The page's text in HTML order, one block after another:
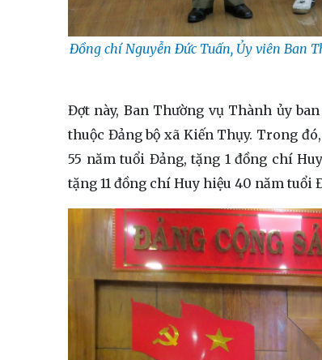
Đồng chí Nguyễn Đức Tuấn, Ủy viên Ban
Đợt này, Ban Thường vụ Thành ủy
thuộc Đảng bộ xã Kiến Thụy. Trong
55 năm tuổi Đảng, tặng 1 đồng chí
tặng 11 đồng chí Huy hiệu 40 năm tuổi